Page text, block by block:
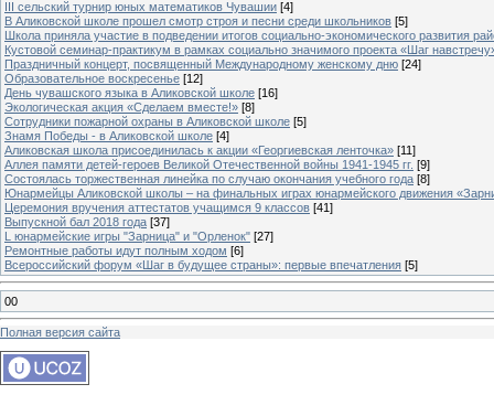
III сельский турнир юных математиков Чувашии [4]
В Аликовской школе прошел смотр строя и песни среди школьников [5]
Школа приняла участие в подведении итогов социально-экономического развития
Кустовой семинар-практикум в рамках социально значимого проекта «Шаг
Праздничный концерт, посвященный Международному женскому дню [24]
Образовательное воскресенье [12]
День чувашского языка в Аликовской школе [16]
Экологическая акция «Сделаем вместе!» [8]
Сотрудники пожарной охраны в Аликовской школе [5]
Знамя Победы - в Аликовской школе [4]
Аликовская школа присоединилась к акции «Георгиевская ленточка» [11]
Аллея памяти детей-героев Великой Отечественной войны 1941-1945 гг. [9]
Cостоялась торжественная линейка по случаю окончания учебного года [8]
Юнармейцы Аликовской школы – на финальных играх юнармейского движения
Церемония вручения аттестатов учащимся 9 классов [41]
Выпускной бал 2018 года [37]
L юнармейские игры "Зарница" и "Орленок" [27]
Ремонтные работы идут полным ходом [6]
Всероссийский форум «Шаг в будущее страны»: первые впечатления [5]
00
Полная версия сайта